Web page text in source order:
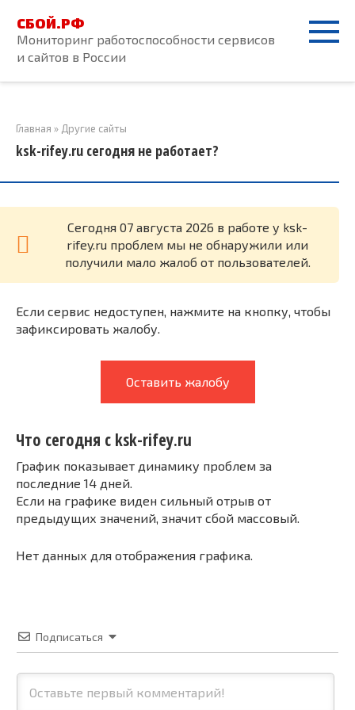
контенту
СБОЙ.РФ
Мониторинг работоспособности сервисов
и сайтов в России
Главная » Другие сайты
ksk-rifey.ru сегодня не работает?
Cегодня 07 августа 2026 в работе у ksk-
rifey.ru проблем мы не обнаружили или
получили мало жалоб от пользователей.
Если сервис недоступен, нажмите на кнопку, чтобы
зафиксировать жалобу.
Оставить жалобу
Что сегодня с ksk-rifey.ru
График показывает динамику проблем за
последние 14 дней.
Если на графике виден сильный отрыв от
предыдущих значений, значит сбой массовый.
Нет данных для отображения графика.
Подписаться